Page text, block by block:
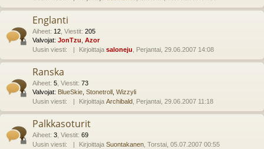
Englanti
Aiheet: 12 Viestit: 205
Valvojat: JonTzu Azor
Uusin viesti:
Kirjoittaja saloneju , Perjantai, 29.06.2007 14:08
Ranska
Aiheet: 5 Viestit: 73
Valvojat: BlueSkie Stonetroll Wizzyli
Uusin viesti:
Kirjoittaja Archibald , Perjantai, 29.06.2007 11:18
Palkkasoturit
Aiheet: 3 Viestit: 69
Uusin viesti:
Kirjoittaja Suontakanen , Torstai, 05.07.2007 00:55